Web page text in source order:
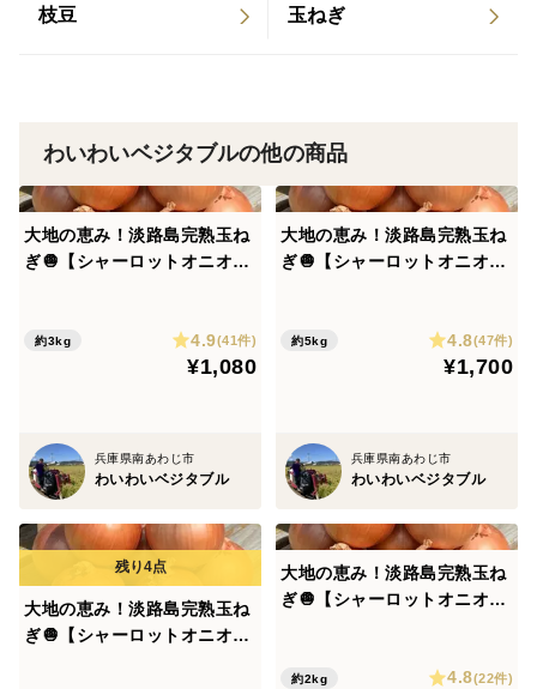
枝豆 玉ねぎ
わいわいベジタブルの他の商品
大地の恵み！淡路島完熟玉ね
ぎ🧅【シャーロットオニオ
約3kg 4.9(41件)
¥1,080
兵庫県南あわじ市
わいわいベジタブル
大地の恵み！淡路島完熟玉ね
ぎ🧅【シャーロットオニオ
約5kg 4.8(47件)
¥1,700
兵庫県南あわじ市
わいわいベジタブル
大地の恵み！淡路島完熟玉ね
ぎ🧅【シャーロットオニオ
大地の恵み！淡路島完熟玉ね
ぎ🧅【シャーロットオニオ
約2kg 4.8(22件)